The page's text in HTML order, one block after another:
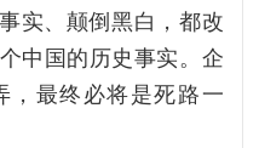
实、颠倒黑白，都改
中国的历史事实。企
，最终必将是死路一